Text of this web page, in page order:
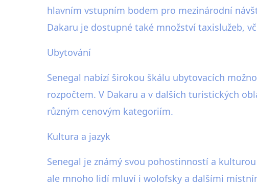
hlavním vstupním bodem pro mezinárodní
Dakaru je dostupné také množství taxislužeb,
Ubytování
Senegal nabízí širokou škálu ubytovacích
rozpočtem. V Dakaru a v dalších turistických
různým cenovým kategoriím.
Kultura a jazyk
Senegal je známý svou pohostinností a
ale mnoho lidí mluví i wolofsky a dalšími